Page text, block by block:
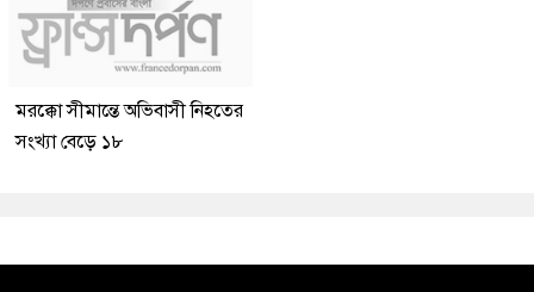
মরক্কো সীমান্তে অভিবাসী নিহতের
সংখ্যা বেড়ে ১৮